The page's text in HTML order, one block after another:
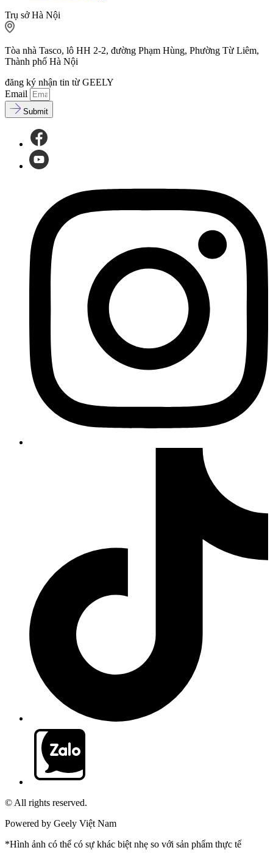
Trụ sở Hà Nội
Tòa nhà Tasco, lô HH 2-2, đường Phạm Hùng, Phường Từ Liêm,
Thành phố Hà Nội
đăng ký nhận tin từ GEELY
Email
Submit
© All rights reserved.
Powered by Geely Việt Nam
*Hình ảnh có thể có sự khác biệt nhẹ so với sản phẩm thực tế